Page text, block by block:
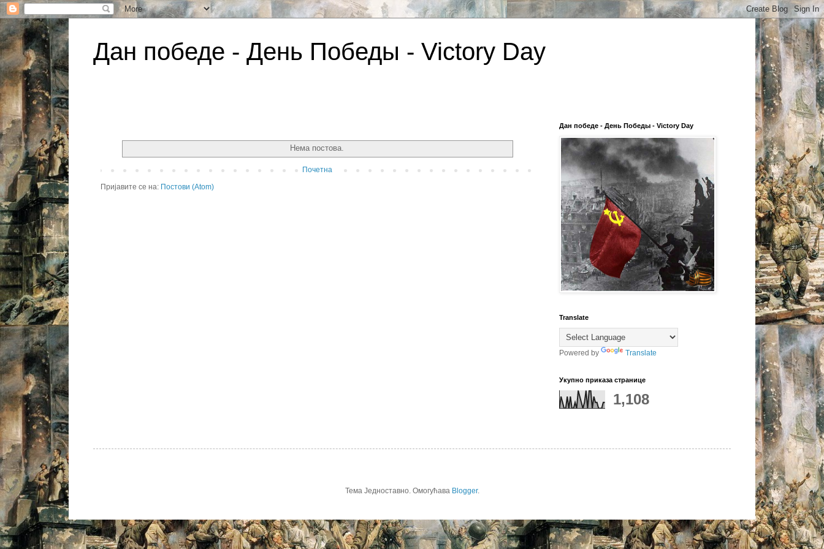
Дан победе - День Победы - Victory Day
Нема постова.
Почетна
Пријавите се на: Постови (Atom)
Дан победе - День Победы - Victory Day
Translate
Powered by Translate
Укупно приказа странице
1,108
Тема Једноставно. Омогућава Blogger.